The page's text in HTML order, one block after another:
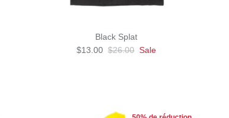
Black Splat
$13.00 $26.00 Sale